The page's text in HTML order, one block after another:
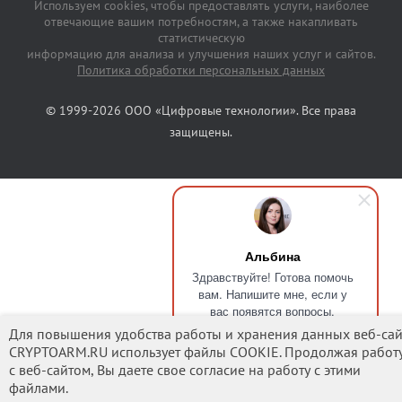
Альбина
Здравствуйте! Готова помочь
вам. Напишите мне, если у
вас появятся вопросы.
Для повышения удобства работы и хранения данных веб-
CRYPTOARM.RU использует файлы COOKIE. Продолжая
с веб-сайтом, Вы даете свое согласие на работу с этими
файлами.
Используем cookies, чтобы предоставлять услуги, наиболее
отвечающие вашим потребностям, а также накапливать
статистическую
информацию для анализа и улучшения наших услуг и сайтов.
Политика обработки персональных данных
© 1999-2026 ООО «Цифровые технологии». Все права
защищены.